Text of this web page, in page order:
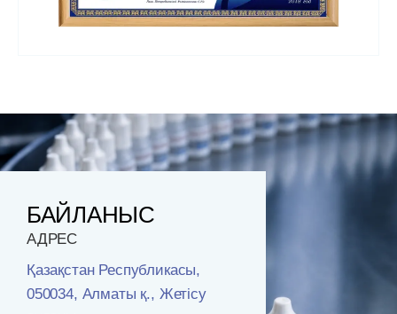
БАЙЛАНЫС
АДРЕС
Қазақстан Республикасы,
050034, Алматы қ., Жетісу